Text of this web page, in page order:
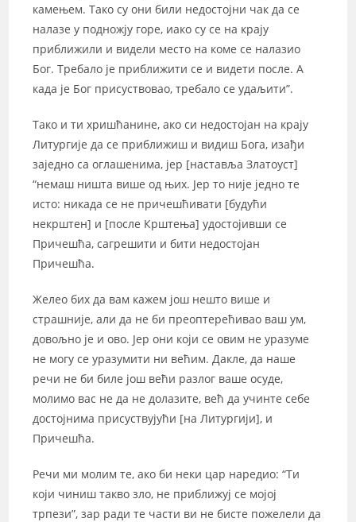
камењем. Тако су они били недостојни чак да се
налазе у подножју горе, иако су се на крају
приближили и видели место на коме се налазио
Бог. Требало је приближити се и видети после. А
када је Бог присуствовао, требало се удаљити”.
Тако и ти хришћанине, ако си недостојан на крају
Литургије да се приближиш и видиш Бога, изађи
заједно са оглашенима, јер [наставља Златоуст]
“немаш ништа више од њих. Јер то није једно те
исто: никада се не причешћивати [будући
некрштен] и [после Крштења] удостојивши се
Причешћа, сагрешити и бити недостојан
Причешћа.
Желео бих да вам кажем још нешто више и
страшније, али да не би преоптерећивао ваш ум,
довољно је и ово. Јер они који се овим не уразуме
не могу се уразумити ни већим. Дакле, да наше
речи не би биле још већи разлог ваше осуде,
молимо вас не да не долазите, већ да учинте себе
достојнима присуствујући [на Литургији], и
Причешћа.
Речи ми молим те, ако би неки цар наредио: “Ти
који чиниш такво зло, не приближуј се мојој
трпези”, зар ради те части ви не бисте пожелели да